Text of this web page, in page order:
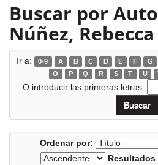
Buscar por
Núñez, Rebecca
Ir a: 0-9 A B C D E F G
O
P Q R S T U
O introducir las primeras letras:
Ordenar por: